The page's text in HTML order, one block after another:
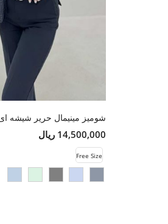
14,500,000 ریال
Free Size